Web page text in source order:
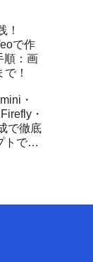
！
で作
順：画
！
・
・
で徹底
トでわ